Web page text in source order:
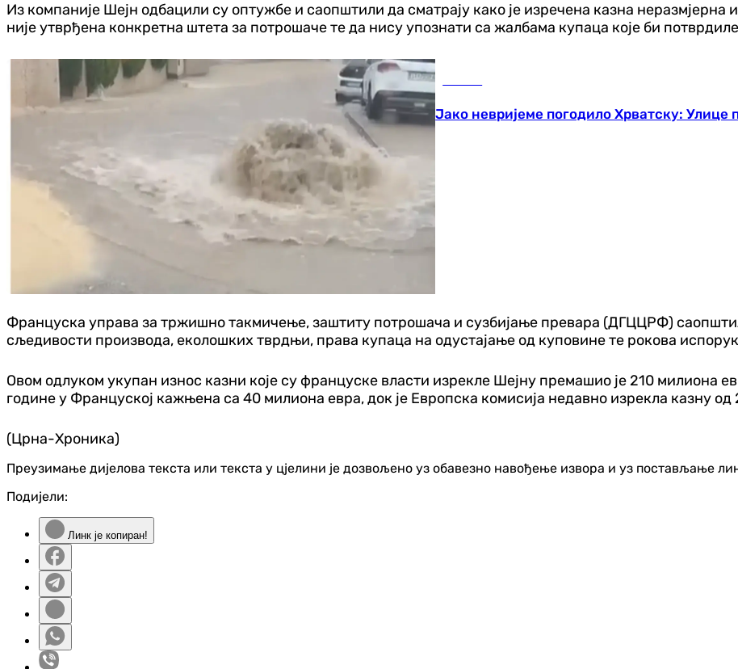
Из компаније Шејн одбацили су оптужбе и саопштили да сматрају како је изречена казна
није утврђена конкретна штета за потрошаче те да нису упознати са жалбама купаца које би
Јако невријеме погодило Хрватску: Улице
Француска управа за тржишно такмичење, заштиту потрошача и сузбијање превара (ДГЦЦРФ)
сљедивости производа, еколошких тврдњи, права купаца на одустајање од куповине те рокова
Овом одлуком укупан износ казни које су француске власти изрекле Шејну премашио је 210 милиона
године у Француској кажњена са 40 милиона евра, док је Европска комисија недавно изрекла казну
(Црна-Хроника)
Преузимање дијелова текста или текста у цјелини је дозвољено уз обавезно навођење извора и уз постављање
Подијели:
Линк је копиран!